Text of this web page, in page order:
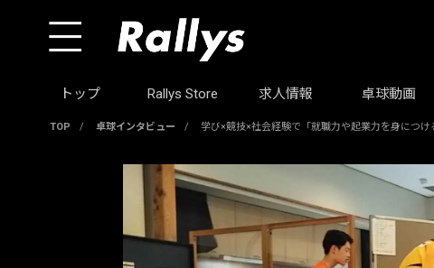
トップ Rallys Store 求人情報 卓球動画
TOP / 卓球インタビュー / 学び×競技×社会経験で「就職力や起業力を身につ